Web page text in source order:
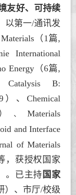
友好、可持续
以第一/通讯发
（1篇,
International
Energy （6篇,
Catalysis B:
）、Chemical
、 Materials
and Interface
of Materials
，获授权国家
。已主持 国家
）、市厅/校级